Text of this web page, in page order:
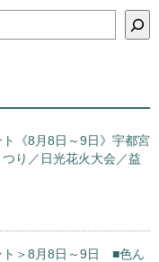
《8月8日～9日》宇都宮
り／日光花火大会／益
ト＞8月8日～9日 ■色ん